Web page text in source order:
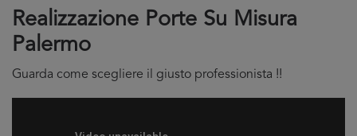
Realizzazione Porte Su Misura
Palermo
Guarda come scegliere il giusto professionista !!